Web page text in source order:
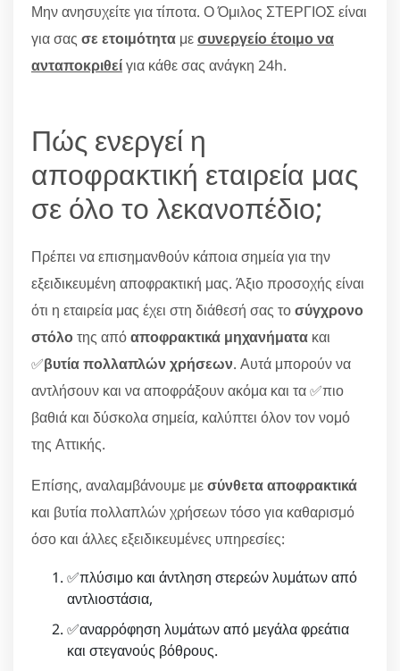
Μην ανησυχείτε για τίποτα. Ο Όμιλος ΣΤΕΡΓΙΟΣ είναι
για σας σε ετοιμότητα μεσυνεργείο έτοιμο να
ανταποκριθείγια κάθε σας ανάγκη 24h.
Πώς ενεργεί η
αποφρακτική εταιρεία μας
σε όλο το λεκανοπέδιο;
Πρέπει να επισημανθούν κάποια σημεία για την
εξειδικευμένη αποφρακτική μας. Άξιο προσοχής είναι
ότι η εταιρεία μας έχει στη διάθεσή σας τοσύγχρονο
στόλοτης απόαποφρακτικά μηχανήματα και
✅βυτία πολλαπλών χρήσεων. Αυτά μπορούν να
αντλήσουν και να αποφράξουν ακόμα και τα ✅πιο
βαθιά και δύσκολα σημεία, καλύπτει όλον τον νομό
της Αττικής.
Επίσης, αναλαμβάνουμε μεσύνθετα αποφρακτικά
και βυτία πολλαπλών χρήσεων τόσο για καθαρισμό
όσο και άλλες εξειδικευμένες υπηρεσίες:
✅πλύσιμο και άντληση στερεών λυμάτων από
αντλιοστάσια,
✅αναρρόφηση λυμάτων από μεγάλα φρεάτια
και στεγανούς βόθρους.